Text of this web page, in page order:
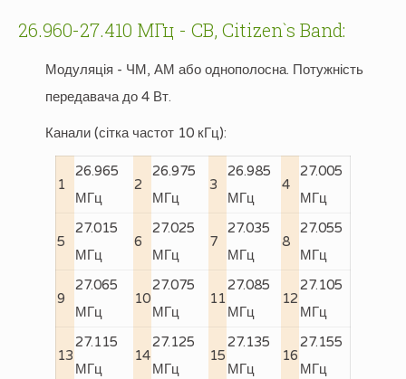
26.960-27.410 МГц - CB, Citizen`s Band:
Модуляція - ЧМ, АМ або однополосна. Потужність
передавача до 4 Вт.
Канали (сітка частот 10 кГц):
1
26.965
МГц
2
26.975
МГц
3
26.985
МГц
4
27.005
МГц
5
27.015
МГц
6
27.025
МГц
7
27.035
МГц
8
27.055
МГц
9
27.065
МГц
10
27.075
МГц
11
27.085
МГц
12
27.105
МГц
13
27.115
МГц
14
27.125
МГц
15
27.135
МГц
16
27.155
МГц